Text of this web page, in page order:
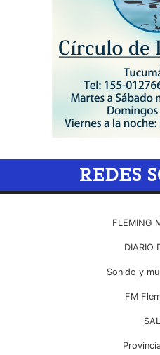
REDES
FLEMING
DIARIO
Sonido y
FM